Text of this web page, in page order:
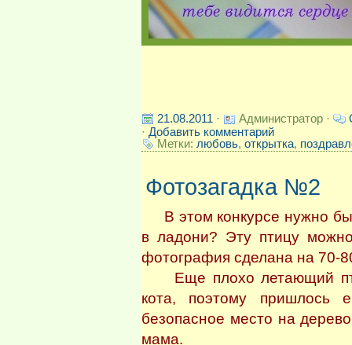
21.08.2011 · Администратор ·
· Добавить комментарий
Метки: любовь, открытка,
Фотозагадка №2
В этом конкурсе нужно
в ладони? Эту птицу
фотография сделана на 70-
Еще плохо летающий
кота, поэтому пришлось
безопасное место на
мама.